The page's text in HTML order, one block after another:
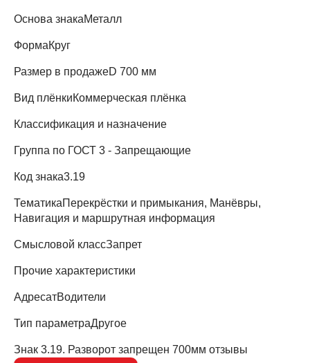
Основа знакаМеталл
ФормаКруг
Размер в продажеD 700 мм
Вид плёнкиКоммерческая плёнка
Классификация и назначение
Группа по ГОСТ 3 - Запрещающие
Код знака3.19
ТематикаПерекрёстки и примыкания, Манёвры,
Навигация и маршрутная информация
Смысловой классЗапрет
Прочие характеристики
АдресатВодители
Тип параметраДругое
Знак 3.19. Разворот запрещен 700мм отзывы